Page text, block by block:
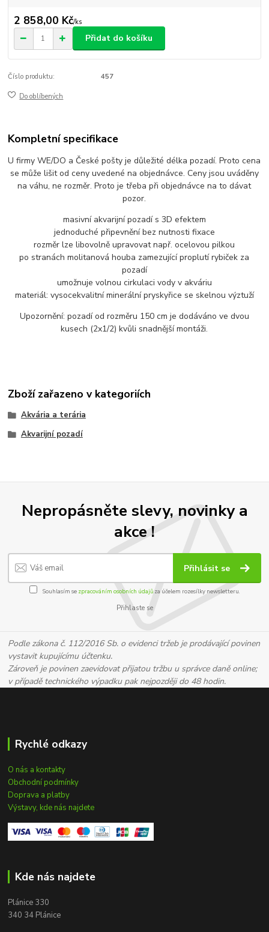
2 858,00 Kč/ks
Přidat do košíku
Číslo produktu: 457
Do oblíbených
Kompletní specifikace
U firmy WE/DO a České pošty je důležité délka pozadí. Proto cena
se může lišit od ceny uvedené na objednávce. Ceny jsou uváděny
na váhu, ne rozměr. Proto je třeba při objednávce na to dávat
pozor.
masivní akvarijní pozadí s 3D efektem
jednoduché připevnění bez nutnosti fixace
rozměr lze libovolně upravovat např. ocelovou pilkou
po stranách molitanová houba zamezující proplutí rybiček za
pozadí
umožnuje volnou cirkulaci vody v akváriu
materiál: vysocekvalitní minerální pryskyřice se skelnou výztuží
Upozornění: pozadí od rozměru 150 cm je dodáváno ve dvou
kusech (2x1/2) kvůli snadnější montáži.
Zboží zařazeno v kategoriích
Akvária a terária
Akvarijní pozadí
Nepropásněte slevy, novinky a
akce !
Přihlásit se
Souhlasím se zpracováním osobních údajůza účelem rozesílky newsletteru.
Přihlaste se
Podle zákona č. 112/2016 Sb. o evidenci tržeb je prodávající povinen
vystavit kupujícímu účtenku.
Zároveň je povinen zaevidovat přijatou tržbu u správce daně online;
v případě technického výpadku pak nejpozději do 48 hodin.
Rychlé odkazy
O nás a kontakty
Obchodní podmínky
Doprava a platby
Výstavy, kde nás najdete
Kde nás najdete
Plánice 330
340 34 Plánice